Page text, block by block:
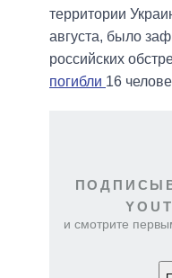
территории
августа, было
российских
погибли 16
и смотрите